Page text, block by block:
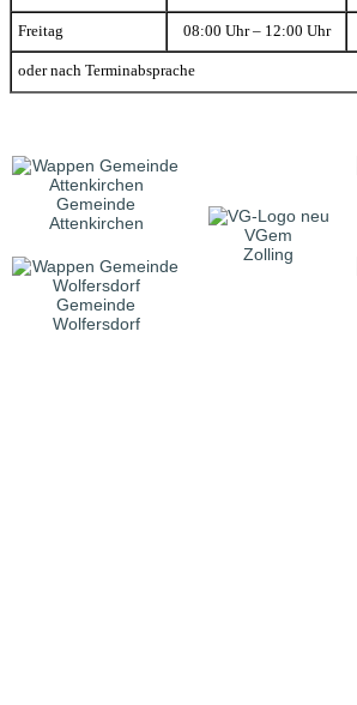
Freitag 08:00 Uhr – 12:00 Uhr
oder nach Terminabsprache
Gemeinde
Attenkirchen
VGem
Zolling
Gemeinde
Wolfersdorf